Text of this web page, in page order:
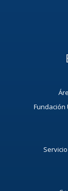
Fundación